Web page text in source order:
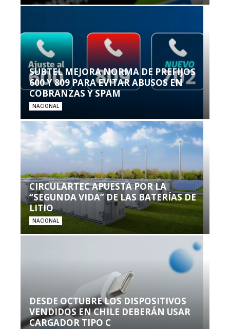
SUBTEL MEJORA NORMA DE PREFIJOS
600 Y 809 PARA EVITAR ABUSOS EN
COBRANZAS Y SPAM
NACIONAL
CIRCULARTEC APUESTA POR LA
“SEGUNDA VIDA” DE LAS BATERÍAS DE
LITIO
NACIONAL
DESDE OCTUBRE LOS DISPOSITIVOS
VENDIDOS EN CHILE DEBERÁN USAR
CARGADOR TIPO C